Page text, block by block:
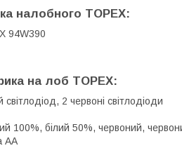
налобного TOPEX:
94W390
на лоб TOPEX:
2 червоні світлодіоди
100%, білий 50%, червоний,
AA